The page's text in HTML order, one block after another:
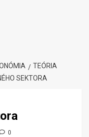
TEÓRIA
SEKTORA
0